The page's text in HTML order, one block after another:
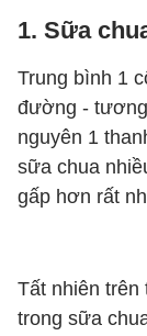
1. Sữa
Trung bình 1
đường -
nguyên 1
sữa chua
gấp hơn rất
Tất nhiên
trong sữa